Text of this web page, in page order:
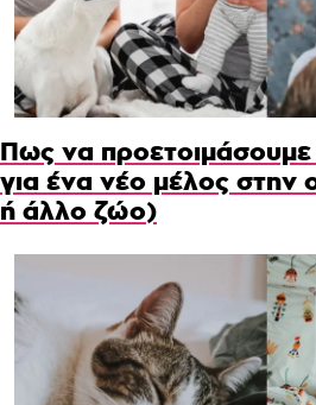
Πως να προετοιμάσουμε
για ένα νέο μέλος στην
ή άλλο ζώο)